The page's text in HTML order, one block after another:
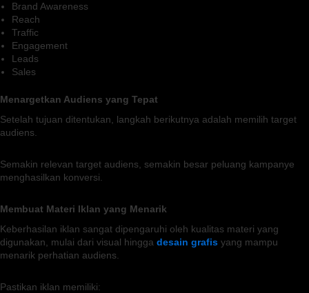
Brand Awareness
Reach
Traffic
Engagement
Leads
Sales
Menargetkan Audiens yang Tepat
Setelah tujuan ditentukan, langkah berikutnya adalah memilih target
audiens.
Semakin relevan target audiens, semakin besar peluang kampanye
menghasilkan konversi.
Membuat Materi Iklan yang Menarik
Keberhasilan iklan sangat dipengaruhi oleh kualitas materi yang
digunakan, mulai dari visual hingga desain grafis yang mampu
menarik perhatian audiens.
Pastikan iklan memiliki: